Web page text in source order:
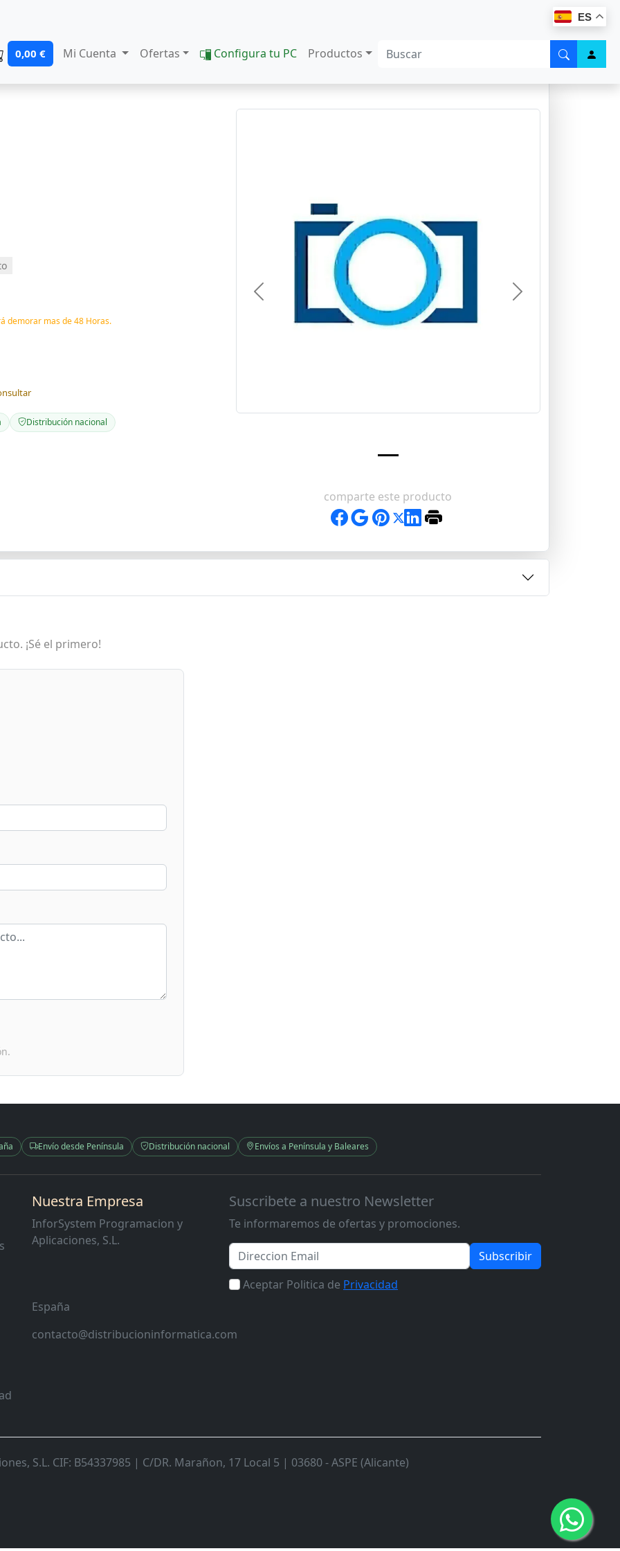
ES
0,00 € Mi Cuenta Ofertas Configura tu PC Productos
demorar mas de 48 Horas.
Distribución nacional
Previous Next
comparte este producto
¡Sé el primero!
Envío desde Península Distribución nacional Envíos a Península y Baleares
Nuestra Empresa
InforSystem Programacion y
Aplicaciones, S.L.
España
contacto@distribucioninformatica.com
Suscribete a nuestro Newsletter
Te informaremos de ofertas y promociones.
Email
Subscribir
Aceptar Politica de Privacidad
S.L. CIF: B54337985 | C/DR. Marañon, 17 Local 5 | 03680 - ASPE (Alicante)